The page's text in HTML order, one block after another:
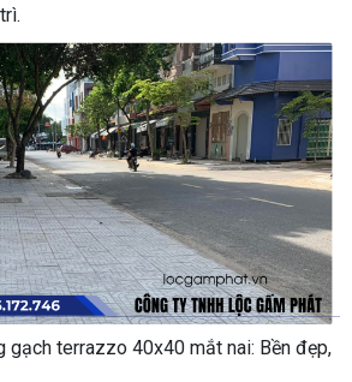
gạch terrazzo 40x40 mắt nai: Bền đẹp,